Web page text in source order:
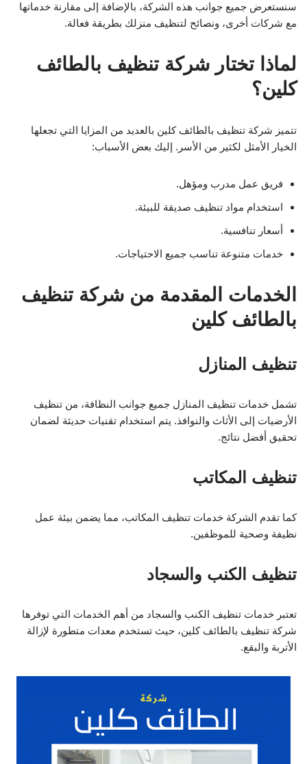
سنستعرض جميع جوانب هذه الشركة، بالإضافة إلى مقارنة خدماتها
مع شركات أخرى، ونصائح لتنظيف منزلك بطريقة فعالة.
لماذا تختار شركة تنظيف بالطائف
كلين؟
تتميز شركة تنظيف بالطائف كلين بالعديد من المزايا التي تجعلها
الخيار الأمثل لكثير من الأسر. إليك بعض الأسباب:
فريق عمل مدرب ومؤهل.
استخدام مواد تنظيف صديقة للبيئة.
أسعار تنافسية.
خدمات متنوعة تناسب جميع الاحتياجات.
الخدمات المقدمة من شركة تنظيف
بالطائف كلين
تنظيف المنازل
تشمل خدمات تنظيف المنازل جميع جوانب النظافة، من تنظيف
الأرضيات إلى الأثاث والنوافذ. يتم استخدام تقنيات حديثة لضمان
تحقيق أفضل نتائج.
تنظيف المكاتب
كما تقدم الشركة خدمات تنظيف المكاتب، مما يضمن بيئة عمل
نظيفة وصحية للموظفين.
تنظيف الكنب والسجاد
تعتبر خدمات تنظيف الكنب والسجاد من أهم الخدمات التي توفرها
شركة تنظيف بالطائف كلين، حيث تستخدم معدات متطورة لإزالة
الأتربة والبقع.